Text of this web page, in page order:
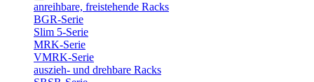
anreihbare, freistehende Racks
BGR-Serie
Slim 5-Serie
MRK-Serie
VMRK-Serie
auszieh- und drehbare Racks